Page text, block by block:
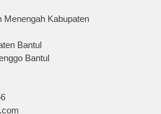
Menengah Kabupaten
Bantul
Bantul